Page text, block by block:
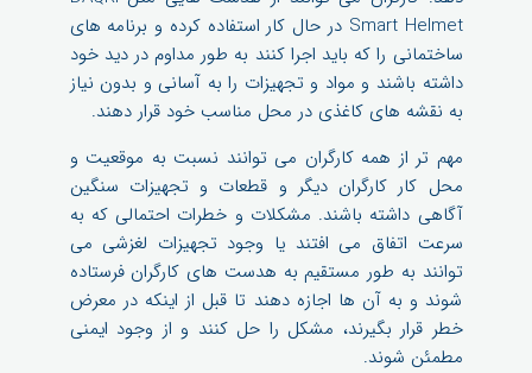
Smart Helmet در حال کار استفاده کرده و برنامه های
ساختمانی را که باید اجرا کنند به طور مداوم در دید خود
داشته باشند و مواد و تجهیزات را به آسانی و بدون نیاز
به نقشه های کاغذی در محل مناسب خود قرار دهند.
مهم تر از همه کارگران می توانند نسبت به موقعیت و
محل کار کارگران دیگر و قطعات و تجهیزات سنگین
آگاهی داشته باشند. مشکلات و خطرات احتمالی که به
سرعت اتفاق می افتند یا وجود تجهیزات لغزشی می
توانند به طور مستقیم به هدست های کارگران فرستاده
شوند و به آن ها اجازه دهند تا قبل از اینکه در معرض
خطر قرار بگیرند، مشکل را حل کنند و از وجود ایمنی
مطمئن شوند.